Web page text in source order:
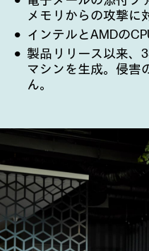
メモリからの攻撃に
インテルとAMDの
製品リリース以来、
マシンを生成。侵害
ん。